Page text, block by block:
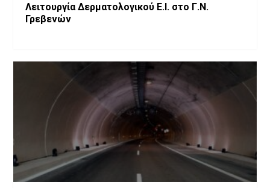
Λειτουργία Δερματολογικού Ε.Ι. στο Γ.Ν.
Γρεβενών